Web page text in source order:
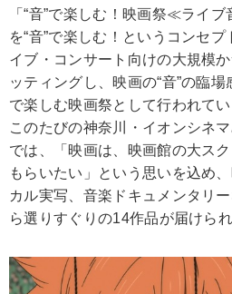
「“音”で楽しむ！映画祭≪ライ
を“音”で楽しむ！というコンセ
イブ・コンサート向けの大規模
ッティングし、映画の“音”の臨
で楽しむ映画祭として行われてい
このたびの神奈川・イオンシネ
では、「映画は、映画館の大ス
もらいたい」という思いを込め
カル実写、音楽ドキュメンタリ
ら選りすぐりの14作品が届けられ